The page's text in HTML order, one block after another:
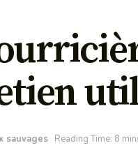
sauvages Reading Time: 8